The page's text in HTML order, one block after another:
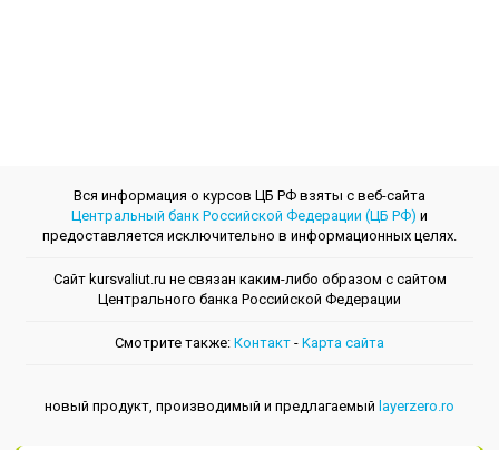
Вся информация о курсов ЦБ РФ взяты с веб-сайта
Центральный банк Российской Федерации (ЦБ РФ) и
предоставляется исключительно в информационных целях.
Сайт kursvaliut.ru не связан каким-либо образом с сайтом
Центрального банкa Российской Федерации
Смотрите также: Контакт - Kарта сайта
новый продукт, производимый и предлагаемый layerzero.ro